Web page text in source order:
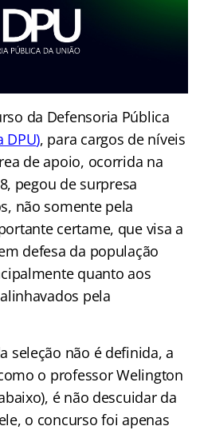
da Defensoria Pública
DPU), para cargos de níveis
de apoio, ocorrida na
pegou de surpresa
não somente pela
certame, que visa a
defesa da população
quanto aos
pela
seleção não é definida, a
o professor Welington
é não descuidar da
o concurso foi apenas